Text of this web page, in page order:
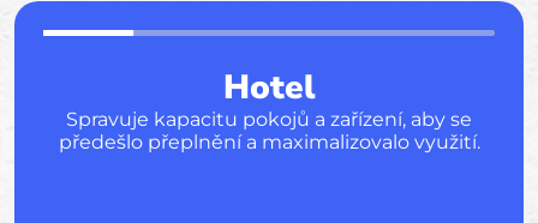
Hotel
Spravuje kapacitu pokojů a zařízení, aby se
předešlo přeplnění a maximalizovalo využití.